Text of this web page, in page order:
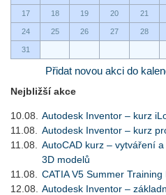
17 18 19 20 21
24 25 26 27 28
31
Přidat novou akci do
Nejbližší akce
10.08.
Autodesk Inventor – kurz
11.08.
Autodesk Inventor – kurz
11.08.
AutoCAD kurz – vytváření
3D modelů
11.08.
CATIA V5 Summer Training
12.08.
Autodesk Inventor –